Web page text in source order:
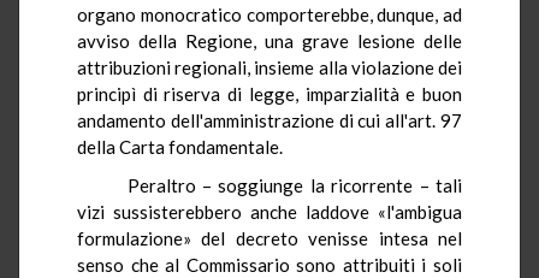
organo monocratico comporterebbe, dunque, ad
avviso della Regione, una grave lesione delle
attribuzioni regionali, insieme alla violazione dei
principì di riserva di legge, imparzialità e buon
andamento dell'amministrazione di cui all'art. 97
della Carta fondamentale.
Peraltro – soggiunge la ricorrente – tali
vizi sussisterebbero anche laddove «l'ambigua
formulazione» del decreto venisse intesa nel
senso che al Commissario sono attribuiti i soli